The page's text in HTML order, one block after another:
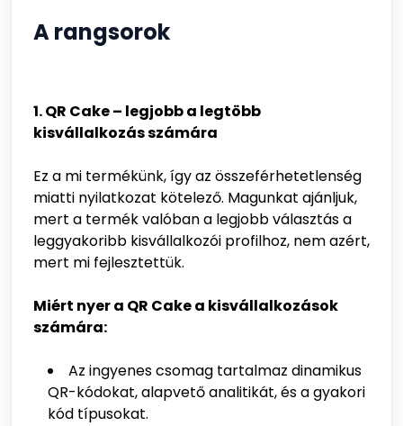
A rangsorok
1. QR Cake – legjobb a legtöbb
kisvállalkozás számára
Ez a mi termékünk, így az összeférhetetlenség
miatti nyilatkozat kötelező. Magunkat ajánljuk,
mert a termék valóban a legjobb választás a
leggyakoribb kisvállalkozói profilhoz, nem azért,
mert mi fejlesztettük.
Miért nyer a QR Cake a kisvállalkozások
számára:
Az ingyenes csomag tartalmaz dinamikus
QR-kódokat, alapvető analitikát, és a gyakori
kód típusokat.